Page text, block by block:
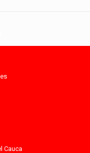
Cauca